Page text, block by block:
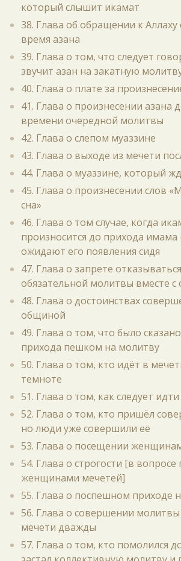
который слышит икамат
38. Глава об обращении к
время азана
39. Глава о том, что следует
звучит азан на закатную
40. Глава о плате за
41. Глава о произнесении азана
времени очередной молитвы
42. Глава о слепом муаззине
43. Глава о выходе из мечети
44. Глава о муаззине, который
45. Глава о произнесении слов
сна»
46. Глава о том случае, когда
произносится до прихода имама
ожидают его появления сидя
47. Глава о запрете
обязательной молитвы вместе
48. Глава о достоинствах
общиной
49. Глава о том, что было
прихода пешком на молитву
50. Глава о том, кто идёт в
темноте
51. Глава о том, как следует
52. Глава о том, кто пришёл
но люди уже совершили её
53. Глава о посещении
54. Глава о строгости [в
женщинами мечетей]
55. Глава о поспешном приходе
56. Глава о совершении
мечети дважды
57. Глава о том, кто помолился